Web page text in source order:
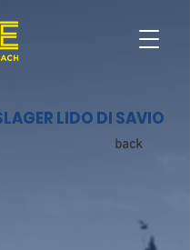
LIDO DI SAVIO
back